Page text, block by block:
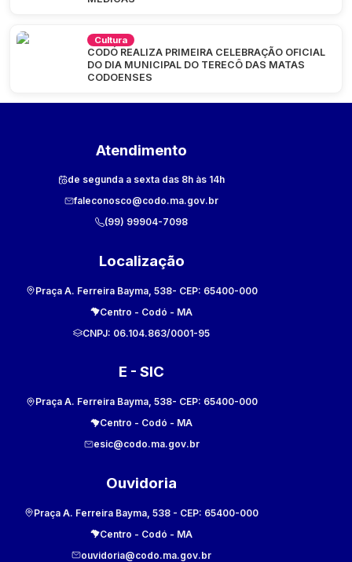
Cultura
CODÓ REALIZA PRIMEIRA CELEBRAÇÃO OFICIAL
DO DIA MUNICIPAL DO TERECÔ DAS MATAS
CODOENSES
Atendimento
de segunda a sexta das 8h às 14h
faleconosco@codo.ma.gov.br
(99) 99904-7098
Localização
Praça A. Ferreira Bayma, 538- CEP: 65400-000
Centro - Codó - MA
CNPJ: 06.104.863/0001-95
E - SIC
Praça A. Ferreira Bayma, 538- CEP: 65400-000
Centro - Codó - MA
esic@codo.ma.gov.br
Ouvidoria
Praça A. Ferreira Bayma, 538 - CEP: 65400-000
Centro - Codó - MA
ouvidoria@codo.ma.gov.br